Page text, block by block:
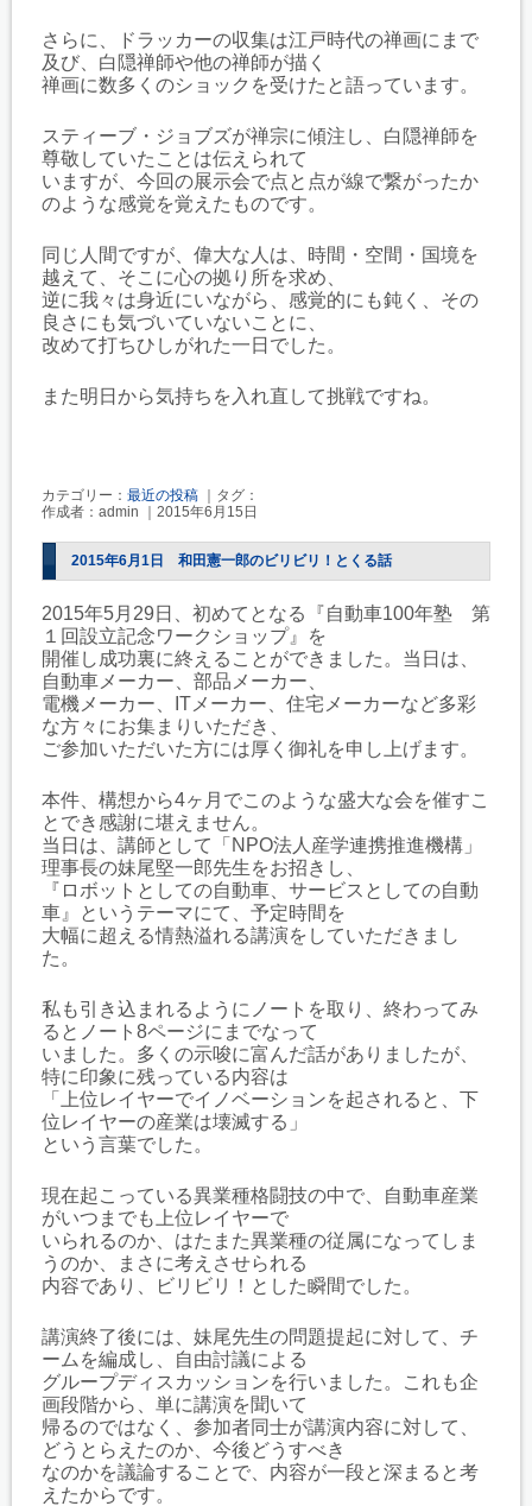
さらに、ドラッカーの収集は江戸時代の禅画にまで
及び、白隠禅師や他の禅師が描く
禅画に数多くのショックを受けたと語っています。
スティーブ・ジョブズが禅宗に傾注し、白隠禅師を
尊敬していたことは伝えられて
いますが、今回の展示会で点と点が線で繋がったか
のような感覚を覚えたものです。
同じ人間ですが、偉大な人は、時間・空間・国境を
越えて、そこに心の拠り所を求め、
逆に我々は身近にいながら、感覚的にも鈍く、その
良さにも気づいていないことに、
改めて打ちひしがれた一日でした。
また明日から気持ちを入れ直して挑戦ですね。
カテゴリー： 最近の投稿 ｜タグ：
作成者：admin ｜2015年6月15日
2015年6月1日 和田憲一郎のビリビリ！とくる話
2015年5月29日、初めてとなる『自動車100年塾 第
１回設立記念ワークショップ』を
開催し成功裏に終えることができました。当日は、
自動車メーカー、部品メーカー、
電機メーカー、ITメーカー、住宅メーカーなど多彩
な方々にお集まりいただき、
ご参加いただいた方には厚く御礼を申し上げます。
本件、構想から4ヶ月でこのような盛大な会を催すこ
とでき感謝に堪えません。
当日は、講師として「NPO法人産学連携推進機構」
理事長の妹尾堅一郎先生をお招きし、
『ロボットとしての自動車、サービスとしての自動
車』というテーマにて、予定時間を
大幅に超える情熱溢れる講演をしていただきまし
た。
私も引き込まれるようにノートを取り、終わってみ
るとノート8ページにまでなって
いました。多くの示唆に富んだ話がありましたが、
特に印象に残っている内容は
「上位レイヤーでイノベーションを起されると、下
位レイヤーの産業は壊滅する」
という言葉でした。
現在起こっている異業種格闘技の中で、自動車産業
がいつまでも上位レイヤーで
いられるのか、はたまた異業種の従属になってしま
うのか、まさに考えさせられる
内容であり、ビリビリ！とした瞬間でした。
講演終了後には、妹尾先生の問題提起に対して、チ
ームを編成し、自由討議による
グループディスカッションを行いました。これも企
画段階から、単に講演を聞いて
帰るのではなく、参加者同士が講演内容に対して、
どうとらえたのか、今後どうすべき
なのかを議論することで、内容が一段と深まると考
えたからです。